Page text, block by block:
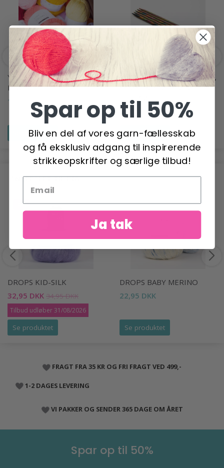
YARN AND COLORS MUST-
HAVE 8/4
19,50 DKK
Se produktet
KNITPRO STRØMPEPINDE,
SYMFONIE, 20 CM (2.50-
8.00MM)
64,95 DKK
Se produktet
ANBEFALET TIL DIG
-6%
DROPS KID-SILK
32,95 DKK 34,95 DKK
Tilbud udløber 31/08/2026
Se produktet
DROPS BABY MERINO
22,95 DKK
Se produktet
FRAGT FRA 35 KR OG FRI FRAGT VED 499,-
1-2 DAGES LEVERING
VI PAKKER OG SENDER 365 DAGE OM ÅRET
Spar op til 50%
Spar op til 50%
Bliv en del af vores garn-fællesskab
og få eksklusiv adgang til inspirerende
strikkeopskrifter og særlige tilbud!
Ja tak